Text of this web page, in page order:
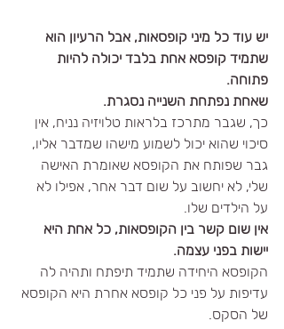
יש עוד כל מיני קופסאות, אבל הרעיון הוא
שתמיד קופסא אחת בלבד יכולה להיות
פתוחה.
שאחת נפתחת השנייה נסגרת.
כך, שגבר מתרכז בלראות טלויזיה נניח, אין
סיכוי שהוא יכול לשמוע מישהו שמדבר אליו,
גבר שפותח את הקופסא שאומרת האישה
שלי, לא יחשוב על שום דבר אחר, אפילו לא
על הילדים שלו.
אין שום קשר בין הקופסאות, כל אחת היא
יישות בפני עצמה.
הקופסא היחידה שתמיד תיפתח ותהיה לה
עדיפות על פני כל קופסא אחרת היא הקופסא
של הסקס.